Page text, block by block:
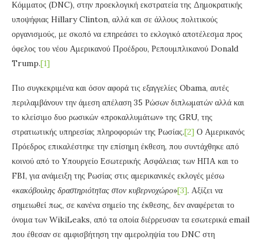
Κόμματος (DNC), στην προεκλογική εκστρατεία της Δημοκρατικής
υποψήφιας Hillary Clinton, αλλά και σε άλλους πολιτικούς
οργανισμούς, με σκοπό να επηρεάσει το εκλογικό αποτέλεσμα προς
όφελος του νέου Αμερικανού Προέδρου, Ρεπουμπλικανού Donald
Trump.[1]
Πιο συγκεκριμένα και όσον αφορά τις εξαγγελίες Obama, αυτές
περιλαμβάνουν την άμεση απέλαση 35 Ρώσων διπλωματών αλλά και
το κλείσιμο δυο ρωσικών «προκαλλυμάτων» της GRU, της
στρατιωτικής υπηρεσίας πληροφοριών της Ρωσίας.[2] Ο Αμερικανός
Πρόεδρος επικαλέστηκε την επίσημη έκθεση, που συντάχθηκε από
κοινού από το Υπουργείο Εσωτερικής Ασφάλειας των ΗΠΑ και το
FBI, για ανάμειξη της Ρωσίας στις αμερικανικές εκλογές μέσω
«κακόβουλης δραστηριότητας στον κυβερνοχώρο»[3]. Αξίζει να
σημειωθεί πως, σε κανένα σημείο της έκθεσης, δεν αναφέρεται το
όνομα των WikiLeaks, από τα οποία διέρρευσαν τα εσωτερικά email
που έθεσαν σε αμφισβήτηση την αμεροληψία του DNC στη